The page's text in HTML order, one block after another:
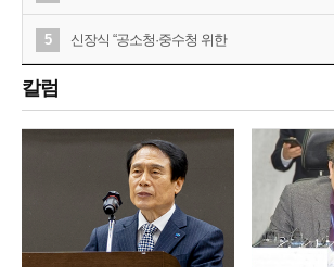
5 신장식 “공소청·중수청 위한
칼럼